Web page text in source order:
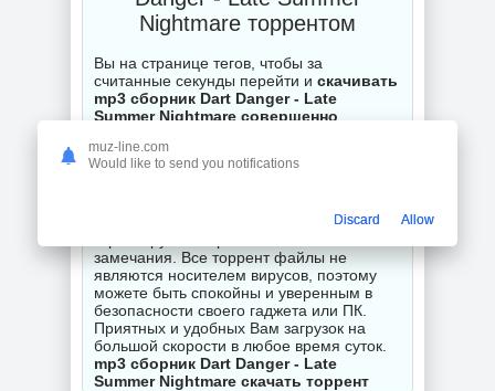
Nightmare торрентом
Вы на странице тегов, чтобы за
считанные секунды перейти и скачивать
mp3 сборник Dart Danger - Late
Summer Nightmare совершенно
торренте muz-line.com. Каждый .torrent
файл на сайте ожидает ваших загрузок,
замечания. Все торрент файлы не
являются носителем вирусов, поэтому
можете быть спокойны и уверенным в
безопасности своего гаджета или ПК.
Приятных и удобных Вам загрузок на
большой скорости в любое время суток.
mp3 сборник Dart Danger - Late
Summer Nightmare скачать торрент
muz-line.com
Would like to send you notifications
Discard Allow